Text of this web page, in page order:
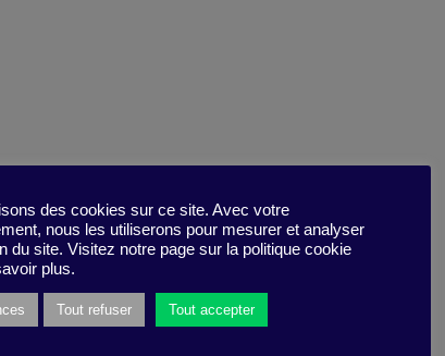
des cookies sur ce site. Avec votre
nous les utiliserons pour mesurer et analyser
du site. Visitez notre page sur la politique cookie
plus.
Tout refuser Tout accepter